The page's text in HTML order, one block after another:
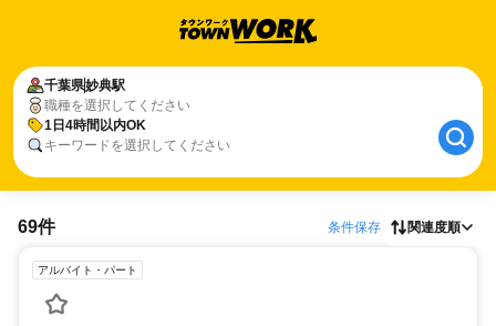
千葉県妙典駅
職種を選択してください
1日4時間以内OK
キーワードを選択してください
69件 条件保存 関連度順
アルバイト・パート